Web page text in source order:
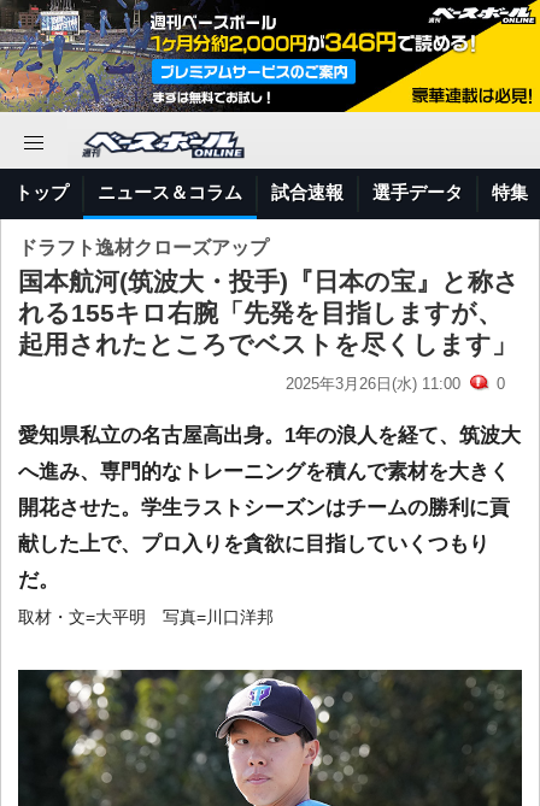
トップ ニュース＆コラム 試合速報 選手データ 特集
ドラフト逸材クローズアップ
国本航河(筑波大・投手)『日本の宝』と称さ
れる155キロ右腕「先発を目指しますが、
起用されたところでベストを尽くします」
2025年3月26日(水) 11:00 0
愛知県私立の名古屋高出身。1年の浪人を経て、筑波大
へ進み、専門的なトレーニングを積んで素材を大きく
開花させた。学生ラストシーズンはチームの勝利に貢
献した上で、プロ入りを貪欲に目指していくつもり
だ。
取材・文=大平明 写真=川口洋邦